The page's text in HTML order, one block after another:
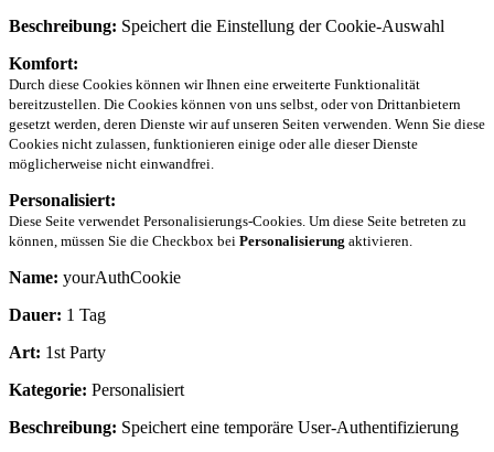
Beschreibung: Speichert die Einstellung der Cookie-Auswahl
Komfort:
Durch diese Cookies können wir Ihnen eine erweiterte Funktionalität
bereitzustellen. Die Cookies können von uns selbst, oder von Drittanbietern
gesetzt werden, deren Dienste wir auf unseren Seiten verwenden. Wenn Sie diese
Cookies nicht zulassen, funktionieren einige oder alle dieser Dienste
möglicherweise nicht einwandfrei.
Personalisiert:
Diese Seite verwendet Personalisierungs-Cookies. Um diese Seite betreten zu
können, müssen Sie die Checkbox bei Personalisierung aktivieren.
Name: yourAuthCookie
Dauer: 1 Tag
Art: 1st Party
Kategorie: Personalisiert
Beschreibung: Speichert eine temporäre User-Authentifizierung